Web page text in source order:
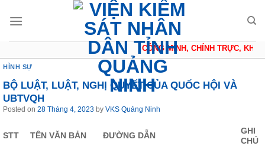
CÔNG MINH, CHÍNH TRỰC,
HÌNH SỰ
BỘ LUẬT, LUẬT, NGHỊ QUYẾT CỦA QUỐC HỘI VÀ
UBTVQH
Posted on 28 Tháng 4, 2023 by VKS Quảng Ninh
STT TÊN VĂN BẢN ĐƯỜNG DẪN
GHI
CHÚ